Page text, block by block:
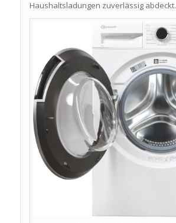
Haushaltsladungen zuverlässig abdeckt.